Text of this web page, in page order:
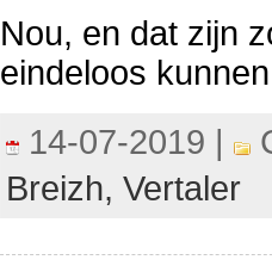
Nou, en dat zijn
eindeloos
14-07-2019 |
Breizh, Vertaler